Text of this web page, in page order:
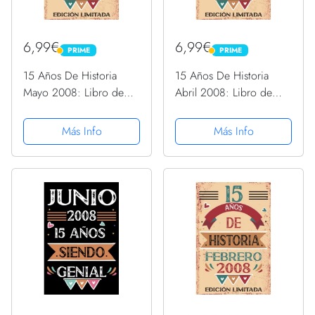
6,99€ PRIME
PRIME
15 Años De Historia
Mayo 2008: Libro de
páginas de
felicitaciones, idea de
regalo, regalo Para la
madre
Más Info
6,99€ PRIME
PRIME
15 Años De Historia
Abril 2008: Libro de
páginas de
felicitaciones, idea de
regalo, regalo Para la
madre
Más Info